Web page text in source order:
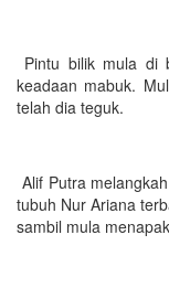
Pintu bilik mula di
keadaan mabuk.
telah dia teguk.
Alif Putra
tubuh Nur Ariana
sambil mula